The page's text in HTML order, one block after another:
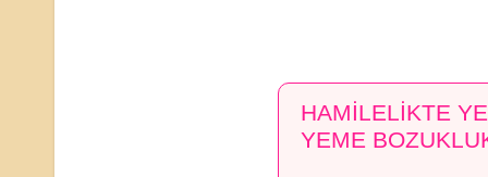
HAMİLELİKTE
YEME